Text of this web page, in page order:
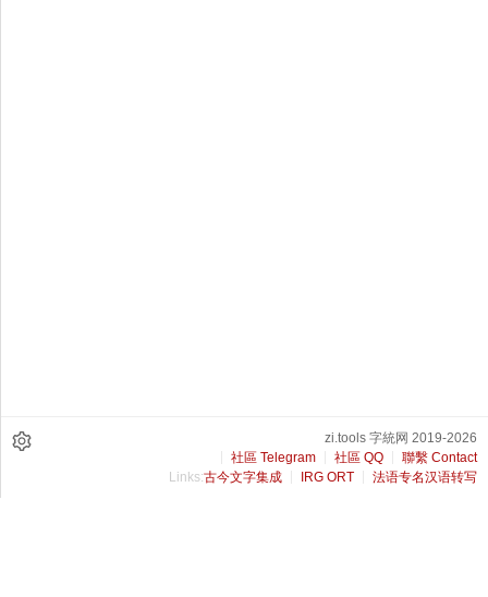
zi.tools 字統网 2019-2026
社區 Telegram
社區 QQ
聯繫 Contact
Links:古今文字集成 IRG ORT 法语专名汉语转写